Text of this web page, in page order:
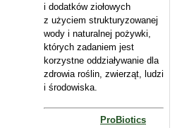
i dodatków ziołowych
z użyciem strukturyzowanej
wody i naturalnej pożywki,
których zadaniem jest
korzystne oddziaływanie dla
zdrowia roślin, zwierząt, ludzi
i środowiska.
ProBiotics